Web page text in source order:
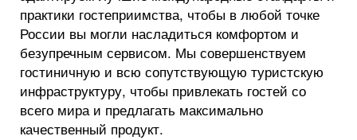
практики гостеприимства, чтобы в любой точке
России вы могли насладиться комфортом и
безупречным сервисом. Мы совершенствуем
гостиничную и всю сопутствующую туристскую
инфраструктуру, чтобы привлекать гостей со
всего мира и предлагать максимально
качественный продукт.